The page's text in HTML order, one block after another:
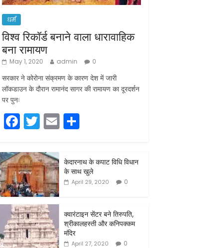
धर्म
विश्व रिकॉर्ड बनाने वाला धारावाहिक
बना रामायण
May 1, 2020 admin 0
सरकार ने कोरोना संक्रमण के कारण देश में जारी
लॉकडाउन के दौरान रामानंद सागर की रामायण का दूरदर्शन
पर पुनः
F
a
c
e
b
o
o
k
T
w
itt
er
E
m
ai ar
e
केदारनाथ के कपाट विधि विधान
के साथ खुले
April 29, 2020 0
क्वारंटाइन सेंटर बने तिरुपति,
श्रीकालहस्ती और कनिपक्कम
मंदिर
April 27, 2020 0